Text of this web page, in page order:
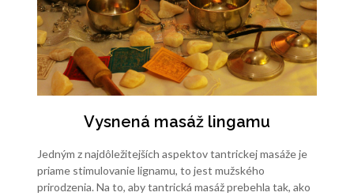
Vysnená masáž lingamu
Jedným z najdôležitejších aspektov tantrickej masáže je
priame stimulovanie lignamu, to jest mužského
prirodzenia. Na to, aby tantrická masáž prebehla tak, ako